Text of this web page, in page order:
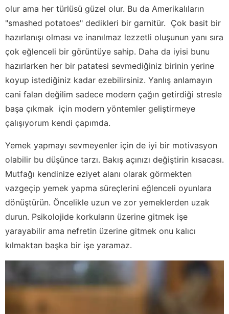
olur ama her türlüsü güzel olur. Bu da Amerikalıların
"smashed potatoes" dedikleri bir garnitür. Çok basit bir
hazırlanışı olması ve inanılmaz lezzetli oluşunun yanı sıra
çok eğlenceli bir görüntüye sahip. Daha da iyisi bunu
hazırlarken her bir patatesi sevmediğiniz birinin yerine
koyup istediğiniz kadar ezebilirsiniz. Yanlış anlamayın
cani falan değilim sadece modern çağın getirdiği stresle
başa çıkmak için modern yöntemler geliştirmeye
çalışıyorum kendi çapımda.
Yemek yapmayı sevmeyenler için de iyi bir motivasyon
olabilir bu düşünce tarzı. Bakış açınızı değiştirin kısacası.
Mutfağı kendinize eziyet alanı olarak görmekten
vazgeçip yemek yapma süreçlerini eğlenceli oyunlara
dönüştürün. Öncelikle uzun ve zor yemeklerden uzak
durun. Psikolojide korkuların üzerine gitmek işe
yarayabilir ama nefretin üzerine gitmek onu kalıcı
kılmaktan başka bir işe yaramaz.